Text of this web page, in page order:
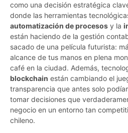
como una decisión estratégica
donde las herramientas
automatización de procesos y la
están haciendo de la gestión
sacado de una película futurista:
alcance de tus manos en plena
café en la ciudad. Además,
blockchain están cambiando el
transparencia que antes solo
tomar decisiones que
negocio en un entorno tan
chileno.